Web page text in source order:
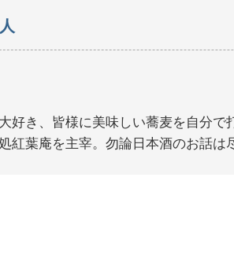
好き、皆様に美味しい蕎麦を自分で
紅葉庵を主宰。勿論日本酒のお話は